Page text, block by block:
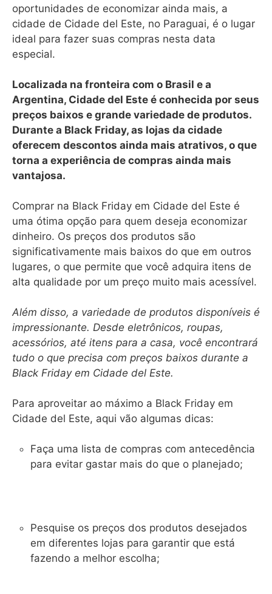
oportunidades de economizar ainda mais, a
cidade de Cidade del Este, no Paraguai, é o lugar
ideal para fazer suas compras nesta data
especial.
Localizada na fronteira com o Brasil e a
Argentina, Cidade del Este é conhecida por seus
preços baixos e grande variedade de produtos.
Durante a Black Friday, as lojas da cidade
oferecem descontos ainda mais atrativos, o que
torna a experiência de compras ainda mais
vantajosa.
Comprar na Black Friday em Cidade del Este é
uma ótima opção para quem deseja economizar
dinheiro. Os preços dos produtos são
significativamente mais baixos do que em outros
lugares, o que permite que você adquira itens de
alta qualidade por um preço muito mais acessível.
Além disso, a variedade de produtos disponíveis é
impressionante. Desde eletrônicos, roupas,
acessórios, até itens para a casa, você encontrará
tudo o que precisa com preços baixos durante a
Black Friday em Cidade del Este.
Para aproveitar ao máximo a Black Friday em
Cidade del Este, aqui vão algumas dicas:
Faça uma lista de compras com antecedência
para evitar gastar mais do que o planejado;
Pesquise os preços dos produtos desejados
em diferentes lojas para garantir que está
fazendo a melhor escolha;